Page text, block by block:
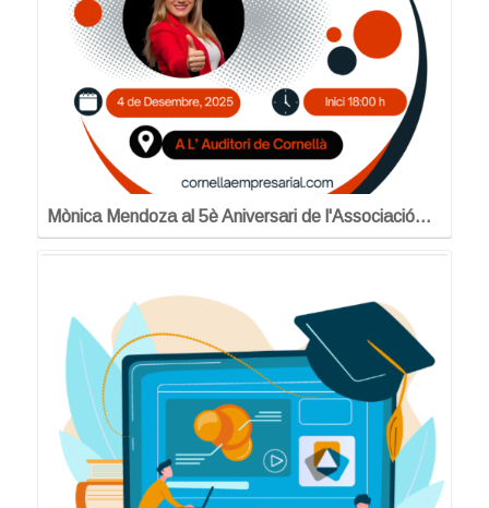
Mònica Mendoza al 5è Aniversari de l'Associació…